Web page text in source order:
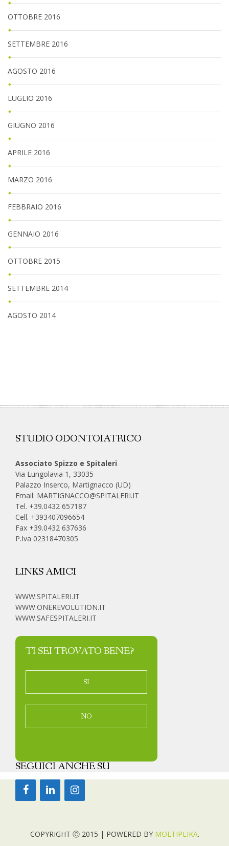
OTTOBRE 2016
SETTEMBRE 2016
AGOSTO 2016
LUGLIO 2016
GIUGNO 2016
APRILE 2016
MARZO 2016
FEBBRAIO 2016
GENNAIO 2016
OTTOBRE 2015
SETTEMBRE 2014
AGOSTO 2014
STUDIO ODONTOIATRICO
Associato Spizzo e Spitaleri
Via Lungolavia 1, 33035
Palazzo Inserco, Martignacco (UD)
Email: MARTIGNACCO@SPITALERI.IT
Tel. +39.0432 657187
Cell. +393407096654
Fax +39.0432 637636
P.Iva 02318470305
LINKS AMICI
WWW.SPITALERI.IT
WWW.ONEREVOLUTION.IT
WWW.SAFESPITALERI.IT
TI SEI TROVATO BENE?
SI
NO
SEGUICI ANCHE SU
COPYRIGHT Ⓒ 2015 | POWERED BY MOLTIPLIKA.